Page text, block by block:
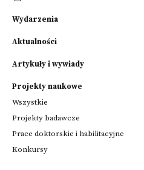
Wydarzenia
Aktualności
Artykuły i wywiady
Projekty naukowe
Wszystkie
Projekty badawcze
Prace doktorskie i habilitacyjne
Konkursy